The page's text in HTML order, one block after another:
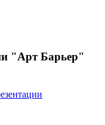
"Арт Барьер"